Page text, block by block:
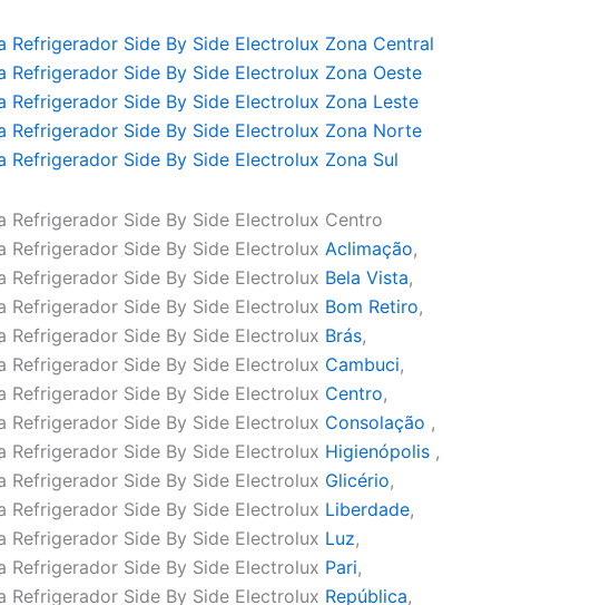
Refrigerador Side By Side Electrolux Zona Central
Refrigerador Side By Side Electrolux Zona Oeste
Refrigerador Side By Side Electrolux Zona Leste
Refrigerador Side By Side Electrolux Zona Norte
Refrigerador Side By Side Electrolux Zona Sul
Refrigerador Side By Side Electrolux Centro
Refrigerador Side By Side Electrolux Aclimação,
Refrigerador Side By Side Electrolux Bela Vista,
Refrigerador Side By Side Electrolux Bom Retiro,
Refrigerador Side By Side Electrolux Brás,
Refrigerador Side By Side Electrolux Cambuci,
Refrigerador Side By Side Electrolux Centro,
Refrigerador Side By Side Electrolux Consolação ,
Refrigerador Side By Side Electrolux Higienópolis ,
Refrigerador Side By Side Electrolux Glicério,
Refrigerador Side By Side Electrolux Liberdade,
Refrigerador Side By Side Electrolux Luz,
Refrigerador Side By Side Electrolux Pari,
Refrigerador Side By Side Electrolux República,